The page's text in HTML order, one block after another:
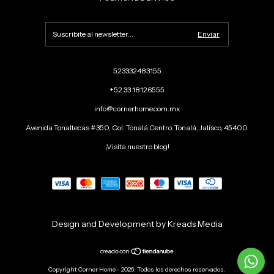
523332483155
+52 33 18126555
info@cornerhome.com.mx
Avenida Tonaltecas #350, Col. Tonalá Centro, Tonalá, Jalisco, 45400.
¡Visita nuestro blog!
Design and Development by Kreads Media
Copyright Corner Home - 2026. Todos los derechos reservados.